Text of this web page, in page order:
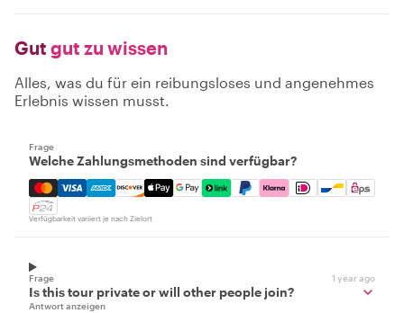
Gut gut zu wissen
Alles, was du für ein reibungsloses und angenehmes
Erlebnis wissen musst.
Frage
Welche Zahlungsmethoden sind verfügbar?
Mastercard, Visa, Amex, Discover, Apple Pay, Google
Verfügbarkeit variiert je nach Zielort
Frage 1 year ago
Is this tour private or will other people join?
Antwort anzeigen